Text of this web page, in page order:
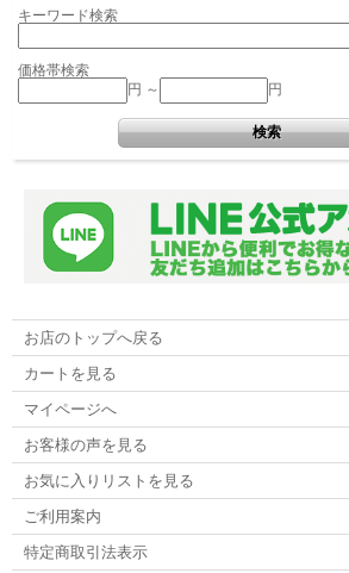
キーワード検索
価格帯検索
円 ～
円
お店のトップへ戻る
カートを見る
マイページへ
お客様の声を見る
お気に入りリストを見る
ご利用案内
特定商取引法表示